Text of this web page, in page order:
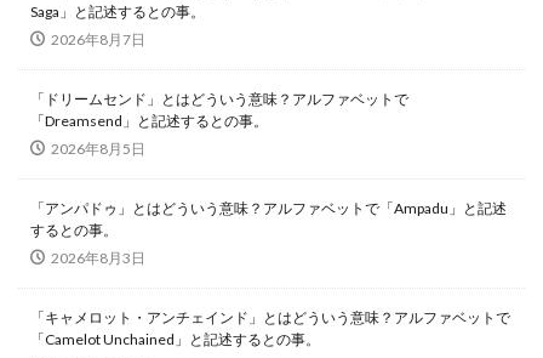
Saga」と記述するとの事。
2026年8月7日
「ドリームセンド」とはどういう意味？アルファベットで
「Dreamsend」と記述するとの事。
2026年8月5日
「アンパドゥ」とはどういう意味？アルファベットで「Ampadu」と記述
するとの事。
2026年8月3日
「キャメロット・アンチェインド」とはどういう意味？アルファベットで
「Camelot Unchained」と記述するとの事。